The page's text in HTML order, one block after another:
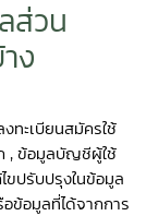
ส่วน
ง
ทะเบียนสมัครใช้
, ข้อมูลบัญชีผู้ใช้
ปรับปรุงในข้อมูล
ข้อมูลที่ได้จากการ